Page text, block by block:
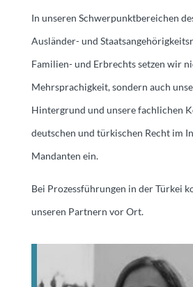
In unseren Schwerpunktbereichen
Ausländer- und
Familien- und Erbrechts setzen wir
Mehrsprachigkeit, sondern auch
Hintergrund und unsere fachlichen
deutschen und türkischen Recht im
Mandanten ein.
Bei Prozessführungen in der Türkei
unseren Partnern vor Ort.